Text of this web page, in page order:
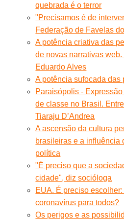
quebrada é o terror
"Precisamos é de
Federação de Favelas
A potência criativa das
de novas narrativas
Eduardo Alves
A potência sufocada
Paraisópolis -
de classe no Brasil.
Tiaraju D’Andrea
A ascensão da cultura
brasileiras e a influência
política
"É preciso que a
cidade", diz socióloga
EUA. É preciso
coronavírus para todos?
Os perigos e as